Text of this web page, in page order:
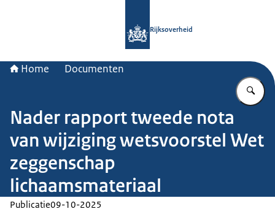
Rijksoverheid
Home Documenten
Nader rapport tweede nota
van wijziging wetsvoorstel Wet
zeggenschap
lichaamsmateriaal
Publicatie09-10-2025